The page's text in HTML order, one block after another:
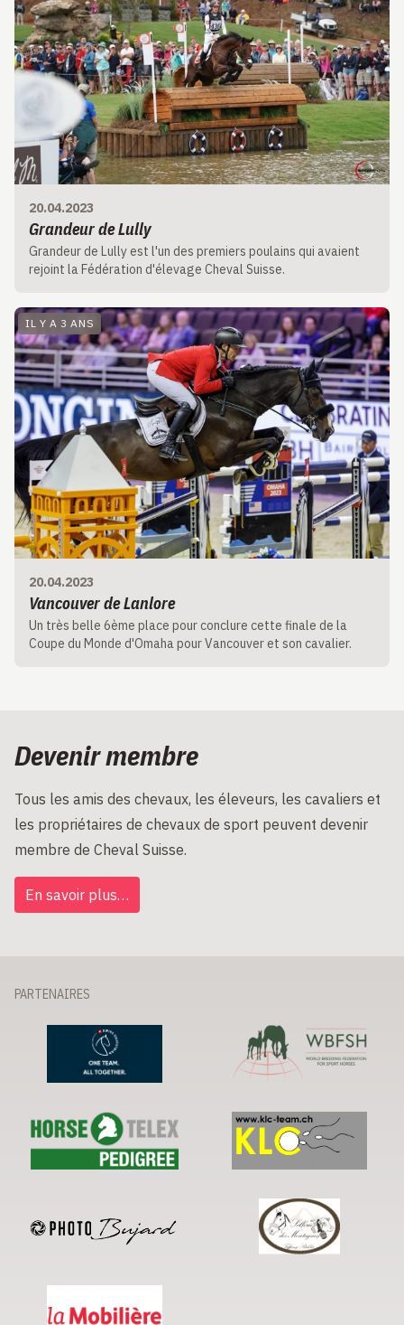
20.04.2023
Grandeur de Lully
Grandeur de Lully est l'un des premiers poulains qui avaient
rejoint la Fédération d'élevage Cheval Suisse.
IL Y A 3 ANS
20.04.2023
Vancouver de Lanlore
Un très belle 6ème place pour conclure cette finale de la
Coupe du Monde d'Omaha pour Vancouver et son cavalier.
Devenir membre
Tous les amis des chevaux, les éleveurs, les cavaliers et
les propriétaires de chevaux de sport peuvent devenir
membre de Cheval Suisse.
En savoir plus…
PARTENAIRES